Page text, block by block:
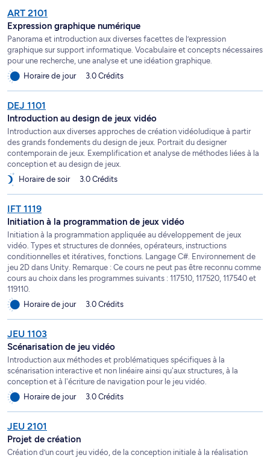
ART 2101
Expression graphique numérique
Panorama et introduction aux diverses facettes de l’expression
graphique sur support informatique. Vocabulaire et concepts nécessaires
pour une recherche, une analyse et une idéation graphique.
Horaire de jour
3.0 Crédits
DEJ 1101
Introduction au design de jeux vidéo
Introduction aux diverses approches de création vidéoludique à partir
des grands fondements du design de jeux. Portrait du designer
contemporain de jeux. Exemplification et analyse de méthodes liées à la
conception et au design de jeux.
Horaire de soir
3.0 Crédits
IFT 1119
Initiation à la programmation de jeux vidéo
Initiation à la programmation appliquée au développement de jeux
vidéo. Types et structures de données, opérateurs, instructions
conditionnelles et itératives, fonctions. Langage C#. Environnement de
jeu 2D dans Unity. Remarque : Ce cours ne peut pas être reconnu comme
cours au choix dans les programmes suivants : 117510, 117520, 117540 et
119110.
Horaire de jour
3.0 Crédits
JEU 1103
Scénarisation de jeu vidéo
Introduction aux méthodes et problématiques spécifiques à la
scénarisation interactive et non linéaire ainsi qu'aux structures, à la
conception et à l'écriture de navigation pour le jeu vidéo.
Horaire de jour
3.0 Crédits
JEU 2101
Projet de création
Création d’un court jeu vidéo, de la conception initiale à la réalisation